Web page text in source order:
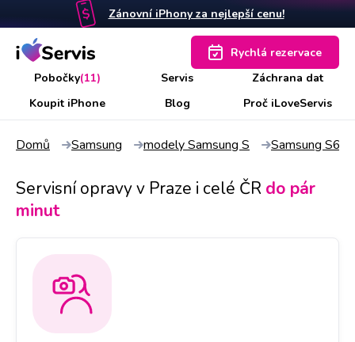
Zánovní iPhony za nejlepší cenu!
Pobočky(11) Servis
Záchrana dat
Koupit iPhone
Blog Proč iLoveServis
Rychlá rezervace
Domů Samsung modely Samsung S Samsung S6
Servisní opravy v Praze i celé ČR do pár
minut